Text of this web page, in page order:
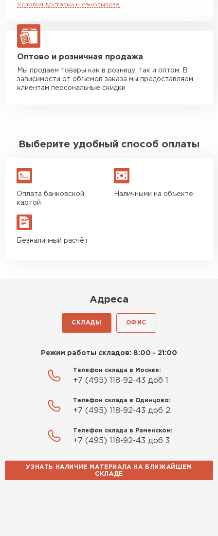
макс. длина груза 13,5 м
ЗАКАЗАТЬ С ДОСТАВКОЙ
Условия доставки и самовывоза
Оптово и розничная продажа
Мы продаем товары как в розницу, так и оптом. В
зависимости от объемов заказа мы предоставляем
клиентам персональные скидки
Выберите удобный способ оплаты
Оплата банковской
картой
Наличными на объекте
Безналичный расчёт
Адреса
СКЛАДЫ ОФИС
Режим работы складов: 8:00 - 21:00
Телефон склада в Москве:
+7 (495) 118-92-43 доб 1
Телефон склада в Одинцово:
+7 (495) 118-92-43 доб 2
Телефон склада в Раменском:
+7 (495) 118-92-43 доб 3
УЗНАТЬ НАЛИЧИЕ МАТЕРИАЛА НА БЛИЖАЙШЕМ
СКЛАДЕ